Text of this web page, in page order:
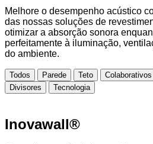
Melhore o desempenho acústico
das nossas soluções de
otimizar a absorção sonora
perfeitamente à iluminação,
do ambiente.
Todos Parede Teto Colaborativos
Divisores
Tecnologia
Inovawall®